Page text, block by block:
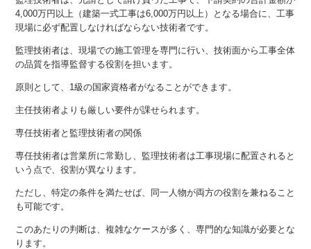
4,000万円以上（建築一式工事は6,000万円以上）となる場合に、工事
現場に必ず配置しなければならない技術者です。
監理技術者は、現場での施工管理を専門に行い、技術面から工事全体
の品質を指導監督する役割を担います。
原則として、1級の国家資格者がなることができます。
主任技術者よりも厳しい要件が課せられます。
専任技術者と監理技術者の関係
専任技術者は営業所に常勤し、監理技術者は工事現場に配置されると
いう点で、役割が異なります。
ただし、特定の条件を満たせば、同一人物が両方の役割を兼ねること
も可能です。
このあたりの判断は、複雑なケースが多く、専門的な知識が必要とな
ります。